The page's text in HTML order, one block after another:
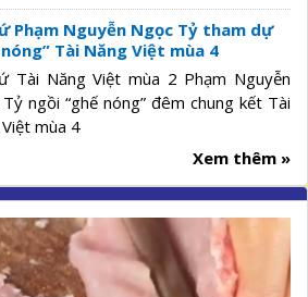
Phạm Nguyễn Ngọc Tỷ tham dự
Tài Năng Việt mùa 4
Tài Năng Việt mùa 2 Phạm Nguyễn
ngồi “ghế nóng” đêm chung kết Tài
mùa 4
Xem thêm »